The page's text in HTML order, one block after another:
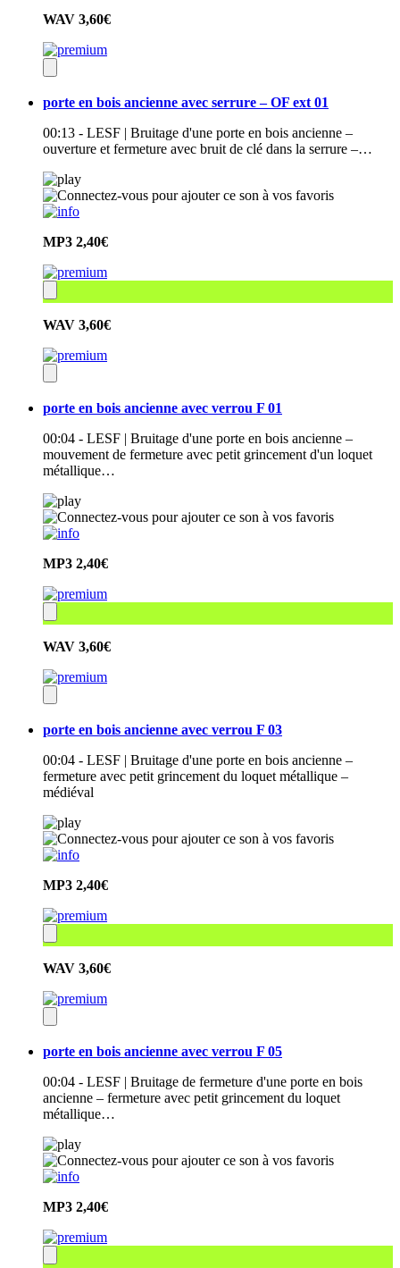
WAV 3,60€
porte en bois ancienne avec serrure – OF ext 01
00:13 - LESF | Bruitage d'une porte en bois ancienne –
ouverture et fermeture avec bruit de clé dans la serrure –…
MP3 2,40€
WAV 3,60€
porte en bois ancienne avec verrou F 01
00:04 - LESF | Bruitage d'une porte en bois ancienne –
mouvement de fermeture avec petit grincement d'un loquet
métallique…
MP3 2,40€
WAV 3,60€
porte en bois ancienne avec verrou F 03
00:04 - LESF | Bruitage d'une porte en bois ancienne –
fermeture avec petit grincement du loquet métallique –
médiéval
MP3 2,40€
WAV 3,60€
porte en bois ancienne avec verrou F 05
00:04 - LESF | Bruitage de fermeture d'une porte en bois
ancienne – fermeture avec petit grincement du loquet
métallique…
MP3 2,40€